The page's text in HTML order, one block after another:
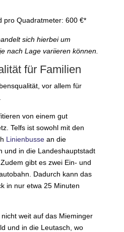
pro Quadratmeter: 600 €*
sich hierbei um
nach Lage variieren können.
für Familien
vor allem für
von einem gut
Telfs ist sowohl mit den
Linienbussean die
und in die Landeshauptstadt
gibt es zwei Ein- und
Dadurch kann das
in nur etwa 25 Minuten
weit auf das Mieminger
und in die Leutasch, wo